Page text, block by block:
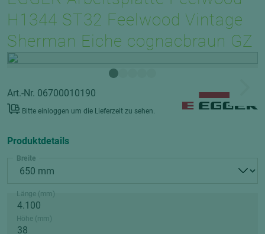
H1344 ST32 Feelwood Vintage
Sherman Eiche cognacbraun GZ
Art.-Nr. 06700010190
Bitte einloggen um die Lieferzeit zu sehen.
Produktdetails
Breite
Länge (mm)
Höhe (mm)